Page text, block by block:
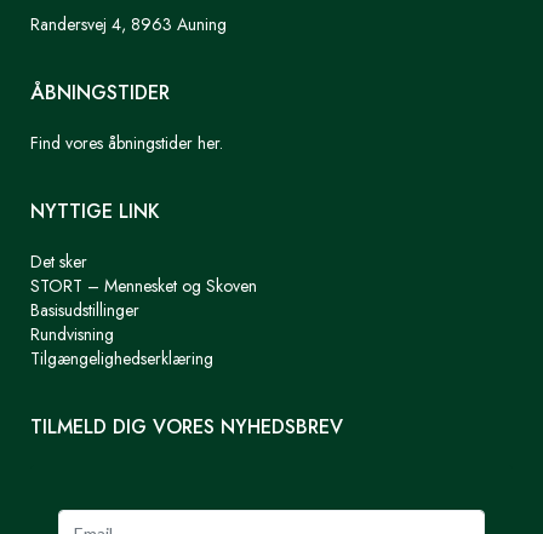
Randersvej 4, 8963 Auning
ÅBNINGSTIDER
Find vores åbningstider her.
NYTTIGE LINK
Det sker
STORT – Mennesket og Skoven
Basisudstillinger
Rundvisning
Tilgængelighedserklæring
TILMELD DIG VORES NYHEDSBREV